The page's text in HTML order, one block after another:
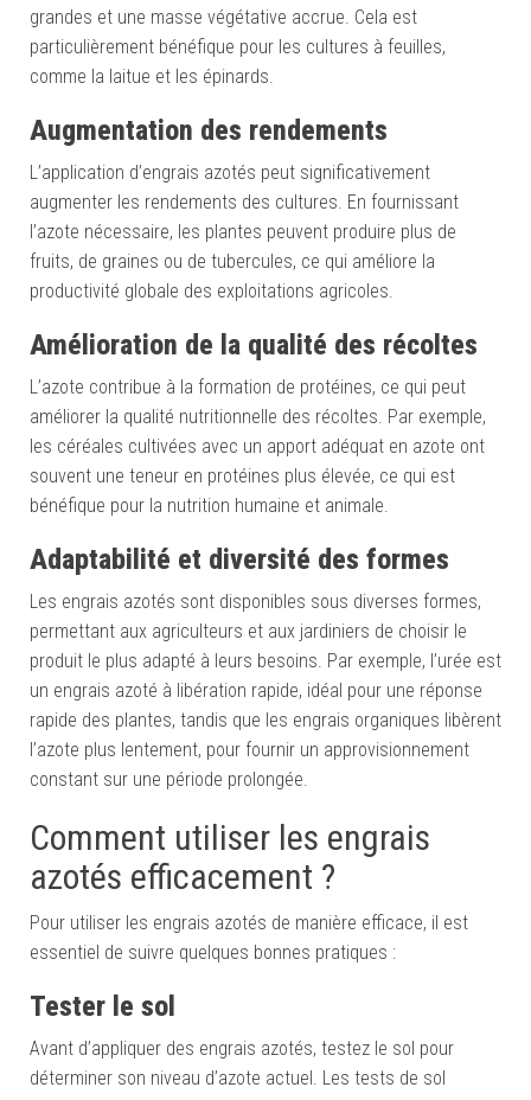
grandes et une masse végétative accrue. Cela est
particulièrement bénéfique pour les cultures à feuilles,
comme la laitue et les épinards.
Augmentation des rendements
L’application d’engrais azotés peut significativement
augmenter les rendements des cultures. En fournissant
l’azote nécessaire, les plantes peuvent produire plus de
fruits, de graines ou de tubercules, ce qui améliore la
productivité globale des exploitations agricoles.
Amélioration de la qualité des récoltes
L’azote contribue à la formation de protéines, ce qui peut
améliorer la qualité nutritionnelle des récoltes. Par exemple,
les céréales cultivées avec un apport adéquat en azote ont
souvent une teneur en protéines plus élevée, ce qui est
bénéfique pour la nutrition humaine et animale.
Adaptabilité et diversité des formes
Les engrais azotés sont disponibles sous diverses formes,
permettant aux agriculteurs et aux jardiniers de choisir le
produit le plus adapté à leurs besoins. Par exemple, l’urée est
un engrais azoté à libération rapide, idéal pour une réponse
rapide des plantes, tandis que les engrais organiques libèrent
l’azote plus lentement, pour fournir un approvisionnement
constant sur une période prolongée.
Comment utiliser les engrais
azotés efficacement ?
Pour utiliser les engrais azotés de manière efficace, il est
essentiel de suivre quelques bonnes pratiques :
Tester le sol
Avant d’appliquer des engrais azotés, testez le sol pour
déterminer son niveau d’azote actuel. Les tests de sol